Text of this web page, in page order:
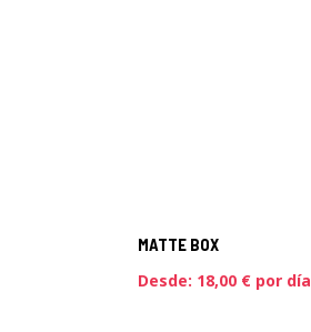
MATTE BOX
Desde: 18,00 €por día